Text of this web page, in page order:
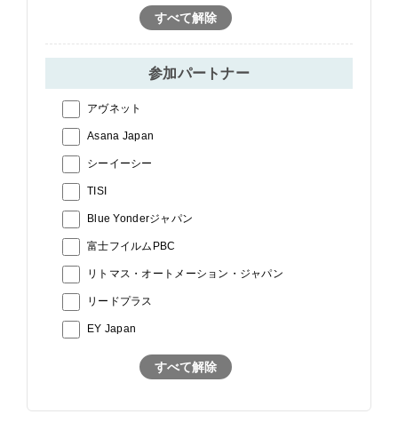
すべて解除
参加パートナー
アヴネット
Asana Japan
シーイーシー
TISI
Blue Yonderジャパン
富士フイルムPBC
リトマス・オートメーション・ジャパン
リードプラス
EY Japan
すべて解除